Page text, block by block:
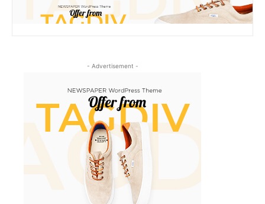
- Advertisement -